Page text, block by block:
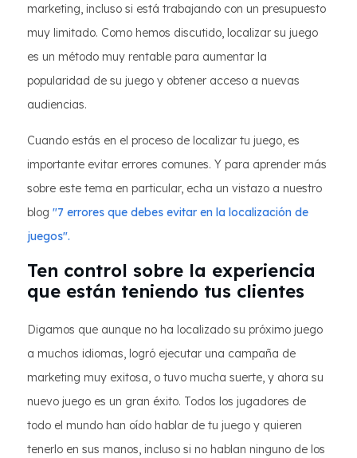
marketing, incluso si está trabajando con un presupuesto
muy limitado. Como hemos discutido, localizar su juego
es un método muy rentable para aumentar la
popularidad de su juego y obtener acceso a nuevas
audiencias.
Cuando estás en el proceso de localizar tu juego, es
importante evitar errores comunes. Y para aprender más
sobre este tema en particular, echa un vistazo a nuestro
blog "7 errores que debes evitar en la localización de
juegos".
Ten control sobre la experiencia
que están teniendo tus clientes
Digamos que aunque no ha localizado su próximo juego
a muchos idiomas, logró ejecutar una campaña de
marketing muy exitosa, o tuvo mucha suerte, y ahora su
nuevo juego es un gran éxito. Todos los jugadores de
todo el mundo han oído hablar de tu juego y quieren
tenerlo en sus manos, incluso si no hablan ninguno de los